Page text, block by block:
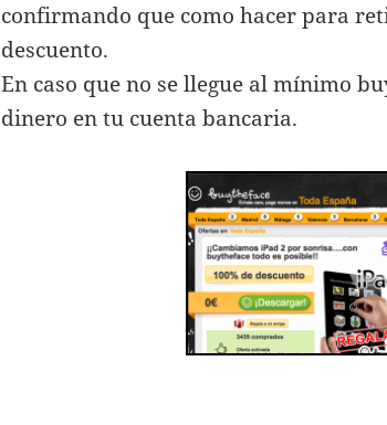
confirmando que como hacer para
descuento.
En caso que no se llegue al mínimo
dinero en tu cuenta bancaria.